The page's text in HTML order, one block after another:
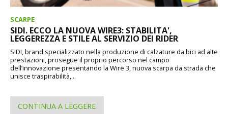
SCARPE
SIDI. ECCO LA NUOVA WIRE3: STABILITA',
LEGGEREZZA E STILE AL SERVIZIO DEI RIDER
SIDI, brand specializzato nella produzione di calzature da bici ad alte
prestazioni, prosegue il proprio percorso nel campo
dell’innovazione presentando la Wire 3, nuova scarpa da strada che
unisce traspirabilità,...
CONTINUA A LEGGERE